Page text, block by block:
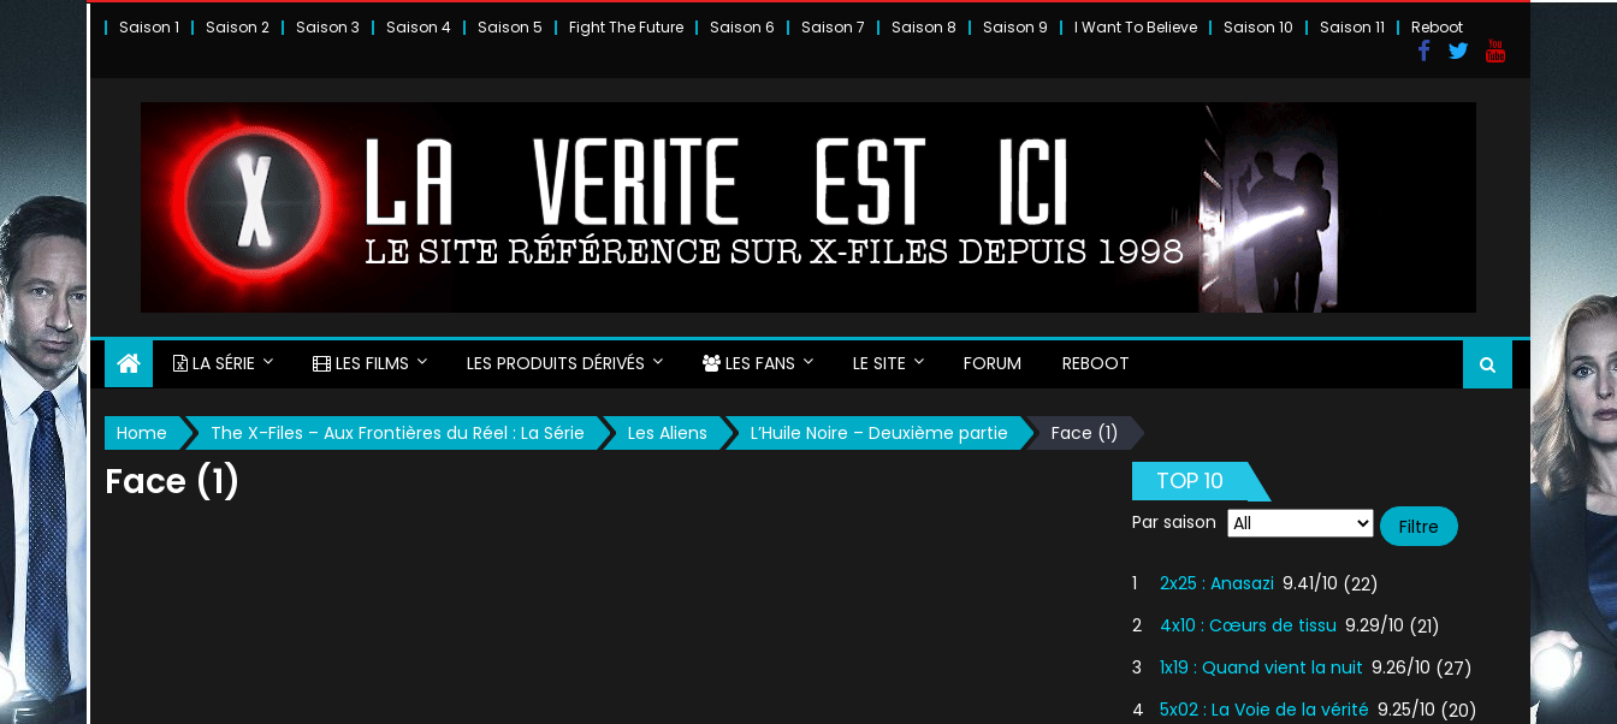
Saison 1 Saison 2 Saison 3 Saison 4 Saison 5 Fight The Future Saison 6 Saison 7 Saison 8 Saison 9 I Want To Believe Saison 10 Saison 11 Reboot
LA SÉRIE LES FILMS LES PRODUITS DÉRIVÉS LES FANS LE SITE FORUM REBOOT
Home The X-Files – Aux Frontières du Réel : La Série Les Aliens L’Huile Noire – Deuxième partie Face (1)
Face (1) TOP 10
Par saison
1 2x25 : Anasazi 9.41/10 (22)
2
4x10 : Cœurs de tissu 9.29/10 (21)
3
1x19 : Quand vient la nuit 9.26/10 (27)
4
5x02 : La Voie de la vérité 9.25/10 (20)